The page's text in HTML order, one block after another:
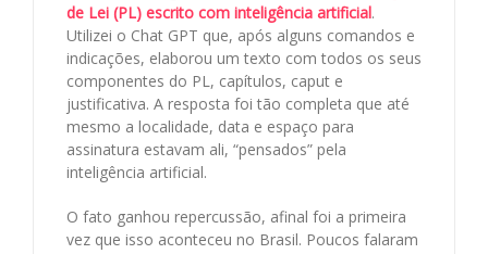
de Lei (PL) escrito com inteligência artificial.
Utilizei o Chat GPT que, após alguns comandos e
indicações, elaborou um texto com todos os seus
componentes do PL, capítulos, caput e
justificativa. A resposta foi tão completa que até
mesmo a localidade, data e espaço para
assinatura estavam ali, “pensados” pela
inteligência artificial.
O fato ganhou repercussão, afinal foi a primeira
vez que isso aconteceu no Brasil. Poucos falaram